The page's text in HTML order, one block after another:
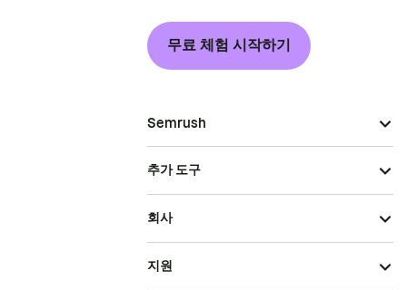
무료 체험 시작하기
Semrush
추가 도구
회사
지원